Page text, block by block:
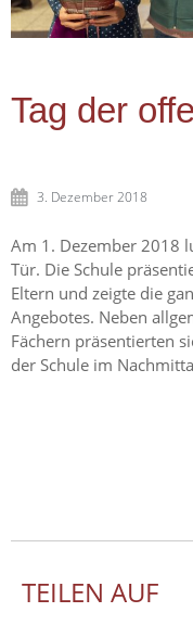
Tag der
3. Dezember 2018
Am 1. Dezember 2018
Tür. Die Schule
Eltern und zeigte die
Angebotes. Neben
Fächern präsentierten
der Schule im
TEILEN AUF